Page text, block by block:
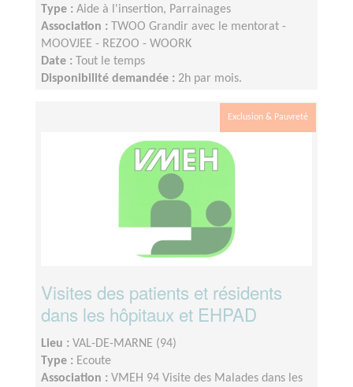
Type : Aide à l'insertion, Parrainages
Association :
TWOO Grandir avec le mentorat -
MOOVJEE - REZOO - WOORK
Date :
Tout le temps
Disponibilité demandée : 2h par mois.
Exclusion & Pauvreté
Visites des patients et résidents
dans les hôpitaux et EHPAD
Lieu : VAL-DE-MARNE (94)
Type : Ecoute
Association : VMEH 94 Visite des Malades dans les